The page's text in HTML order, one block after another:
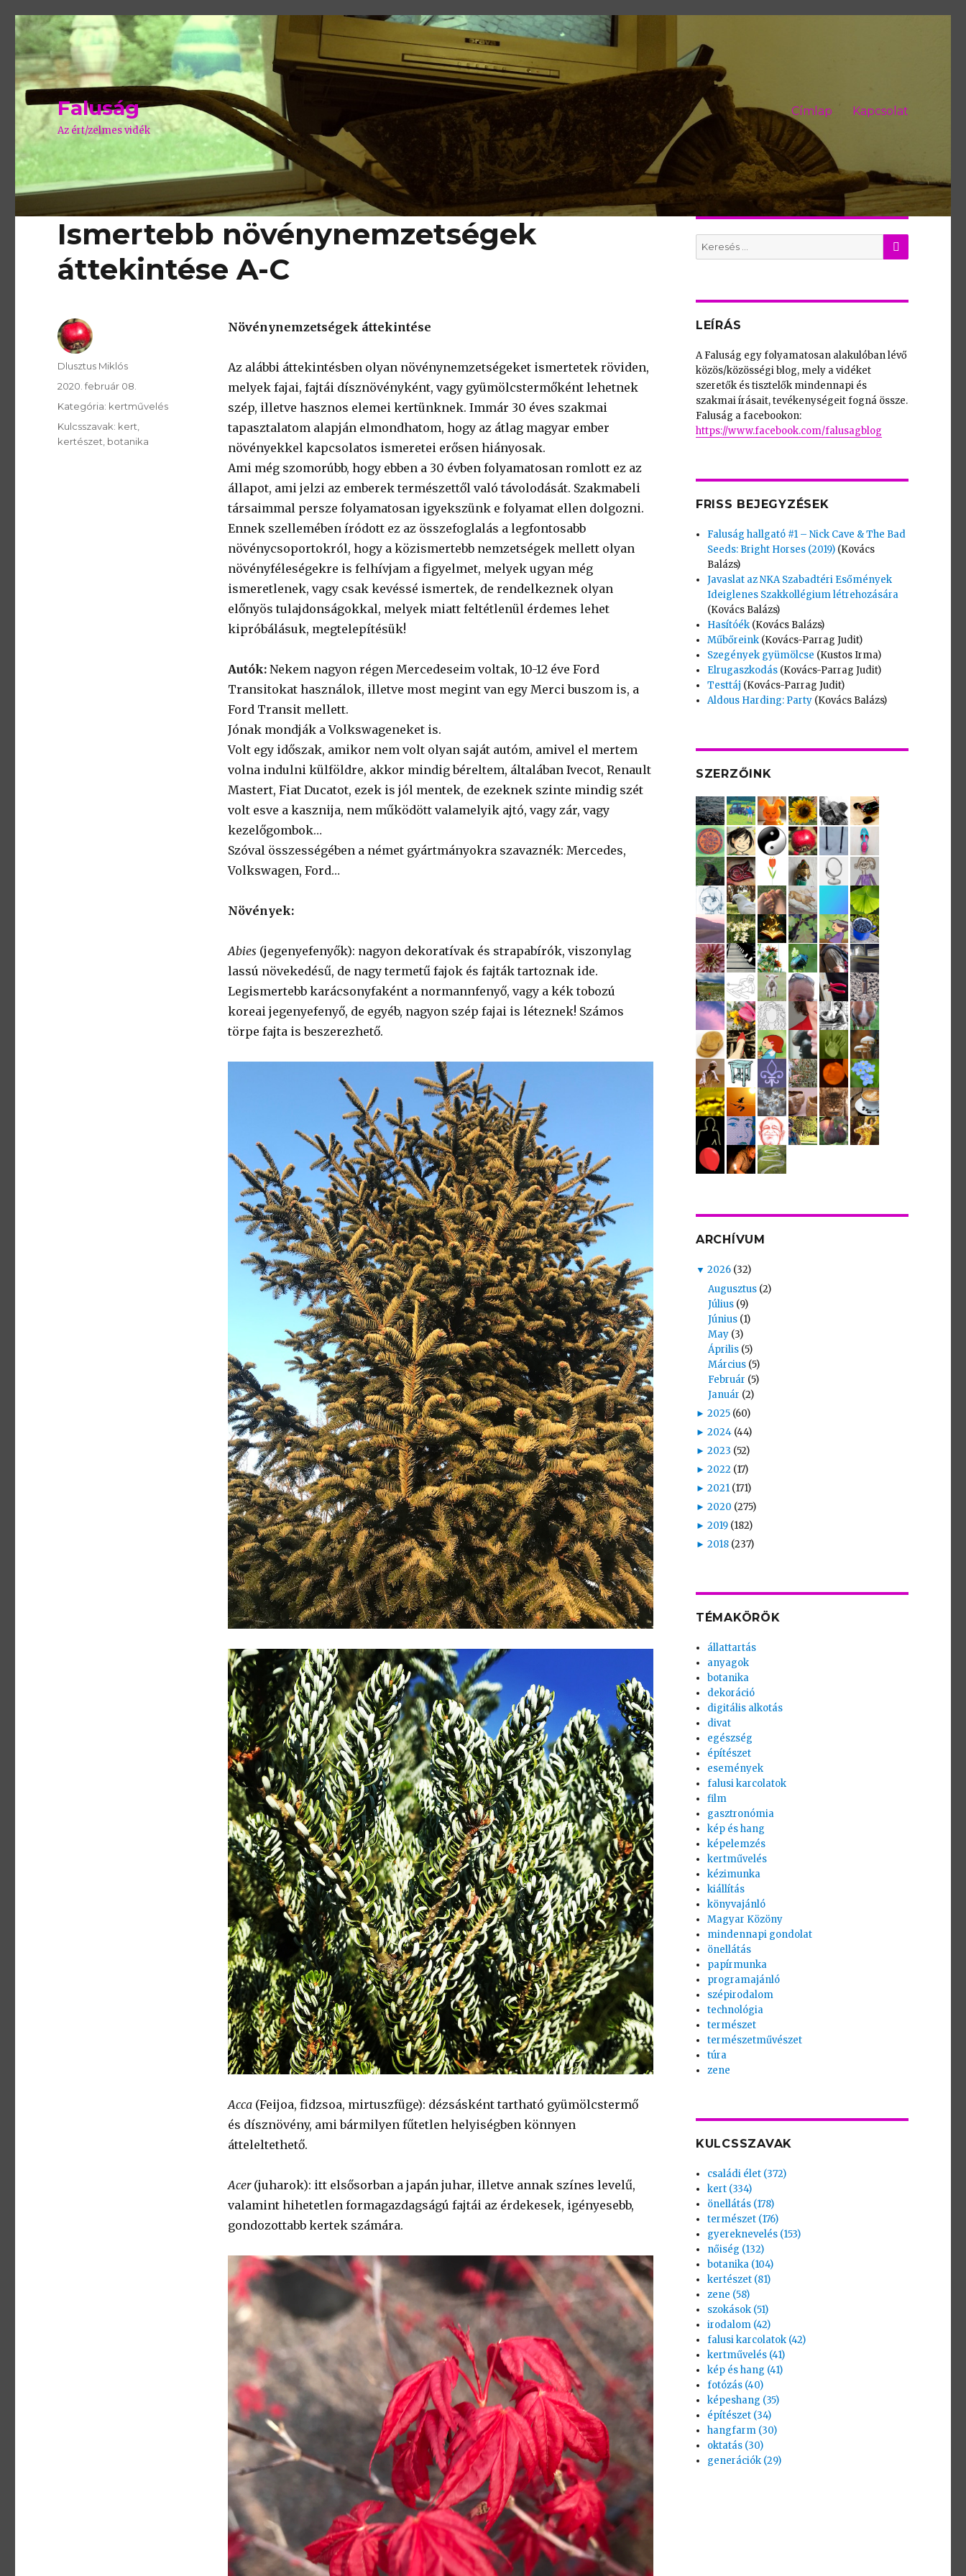
Faluság
Az ért/zelmes vidék
Címlap Kapcsolat
Ismertebb növénynemzetségek
áttekintése A-C
Növénynemzetségek áttekintése
Az alábbi áttekintésben olyan növénynemzetségeket ismertetek röviden,
melyek fajai, fajtái dísznövényként, vagy gyümölcstermőként lehetnek
szép, illetve hasznos elemei kertünknek. Immár 30 éves szakmai
tapasztalatom alapján elmondhatom, hogy az átlag magyar ember
növényekkel kapcsolatos ismeretei erősen hiányosak.
Ami még szomorúbb, hogy ebben a 30 évben folyamatosan romlott ez az
állapot, ami jelzi az emberek természettől való távolodását. Szakmabeli
társaimmal persze folyamatosan igyekszünk e folyamat ellen dolgozni.
Ennek szellemében íródott ez az összefoglalás a legfontosabb
növénycsoportokról, hogy a közismertebb nemzetségek mellett olyan
növényféleségekre is felhívjam a figyelmet, melyek ugyan még
ismeretlenek, vagy csak kevéssé ismertek, de rendelkeznek olyan
előnyös tulajdonságokkal, melyek miatt feltétlenül érdemes lehet
kipróbálásuk, megtelepítésük!
Autók:Nekem nagyon régen Mercedeseim voltak, 10-12 éve Ford
Transitokat használok, illetve most megint van egy Merci buszom is, a
Ford Transit mellett.
Jónak mondják a Volkswageneket is.
Volt egy időszak, amikor nem volt olyan saját autóm, amivel el mertem
volna indulni külföldre, akkor mindig béreltem, általában Ivecot, Renault
Mastert, Fiat Ducatot, ezek is jól mentek, de ezeknek szinte mindig szét
volt esve a kasznija, nem működött valamelyik ajtó, vagy zár, vagy
kezelőgombok…
Szóval összességében a német gyártmányokra szavaznék: Mercedes,
Volkswagen, Ford…
Növények:
Abies (jegenyefenyők): nagyon dekoratívak és strapabírók, viszonylag
lassú növekedésű, de nagy termetű fajok és fajták tartoznak ide.
Legismertebb karácsonyfaként a normannfenyő, vagy a kék tobozú
koreai jegenyefenyő, de egyéb, nagyon szép fajai is léteznek! Számos
törpe fajta is beszerezhető.
Acca(Feijoa, fidzsoa, mirtuszfüge): dézsásként tartható gyümölcstermő
és dísznövény, ami bármilyen fűtetlen helyiségben könnyen
átteleltethető.
Acer(juharok): itt elsősorban a japán juhar, illetve annak színes levelű,
valamint hihetetlen formagazdagságú fajtái az érdekesek, igényesebb,
gondozottabb kertek számára.
SzerzÅ
Dlusztus Miklós
Közzétéve:
2020. február 08.
Kategória: Kategória:
kertművelés
Kulcsszavak: Kulcsszavak:
kert
kertészet botanika
Search
for:
KERES
LEÍRÁS
A Faluság egy folyamatosan alakulóban lévő
közös/közösségi blog, mely a vidéket
szeretők és tisztelők mindennapi és
szakmai írásait, tevékenységeit fogná össze.
Faluság a facebookon:
https://www.facebook.com/falusagblog
FRISS BEJEGYZÉSEK
Faluság hallgató #1 – Nick Cave & The Bad
Seeds: Bright Horses (2019) (Kovács
Balázs)
Javaslat az NKA Szabadtéri Esőmények
Ideiglenes Szakkollégium létrehozására
(Kovács Balázs)
Hasítóék (Kovács Balázs)
Műbőreink (Kovács-Parrag Judit)
Szegények gyümölcse (Kustos Irma)
Elrugaszkodás (Kovács-Parrag Judit)
Testtáj (Kovács-Parrag Judit)
Aldous Harding: Party (Kovács Balázs)
SZERZŐINK
ARCHÍVUM
▼ 2026 (32)
Augusztus (2)
Július (9)
Június (1)
May (3)
Április (5)
Március (5)
Február (5)
Január (2)
► 2025 (60)
► 2024 (44)
► 2023 (52)
► 2022 (17)
► 2021 (171)
► 2020 (275)
► 2019 (182)
► 2018 (237)
TÉMAKÖRÖK
állattartás
anyagok
botanika
dekoráció
digitális alkotás
divat
egészség
építészet
események
falusi karcolatok
film
gasztronómia
kép és hang
képelemzés
kertművelés
kézimunka
kiállítás
könyvajánló
Magyar Közöny
mindennapi gondolat
önellátás
papírmunka
programajánló
szépirodalom
technológia
természet
természetművészet
túra
zene
KULCSSZAVAK
családi élet (372)
kert (334)
önellátás (178)
természet (176)
gyereknevelés (153)
nőiség (132)
botanika (104)
kertészet (81)
zene (58)
szokások (51)
irodalom (42)
falusi karcolatok (42)
kertművelés (41)
kép és hang (41)
fotózás (40)
képeshang (35)
építészet (34)
hangfarm (30)
oktatás (30)
generációk (29)